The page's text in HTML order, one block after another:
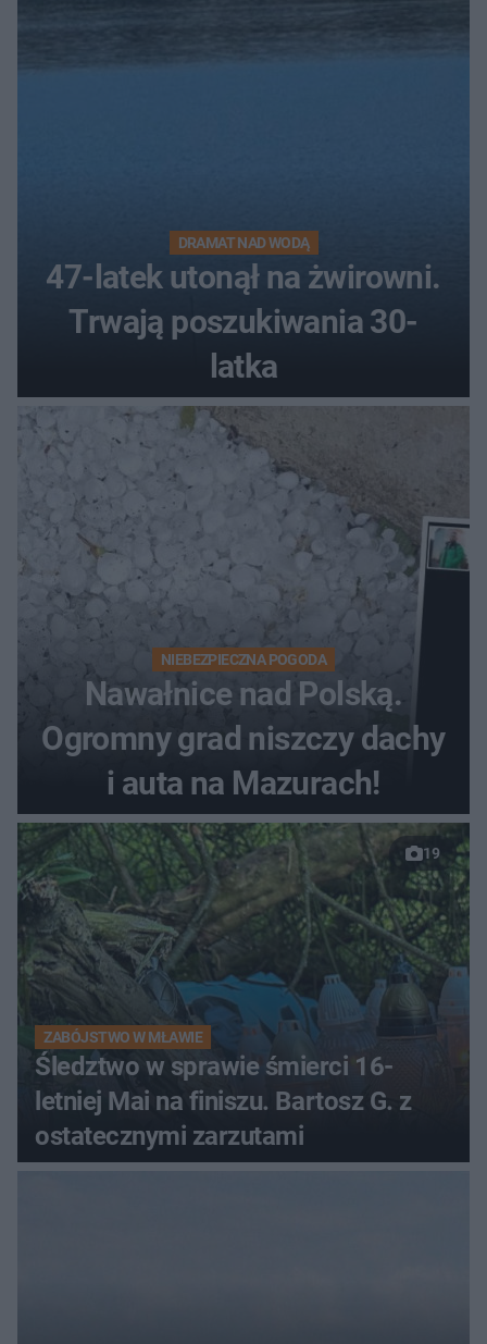
DRAMAT NAD WODĄ
47-latek utonął na żwirowni.
Trwają poszukiwania 30-
latka
NIEBEZPIECZNA POGODA
Nawałnice nad Polską.
Ogromny grad niszczy dachy
i auta na Mazurach!
19
ZABÓJSTWO W MŁAWIE
Śledztwo w sprawie śmierci 16-
letniej Mai na finiszu. Bartosz G. z
ostatecznymi zarzutami